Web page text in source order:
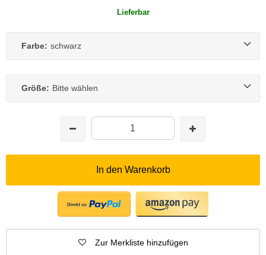
Lieferbar
Farbe: schwarz
Größe: Bitte wählen
In den Warenkorb
Zur Merkliste hinzufügen